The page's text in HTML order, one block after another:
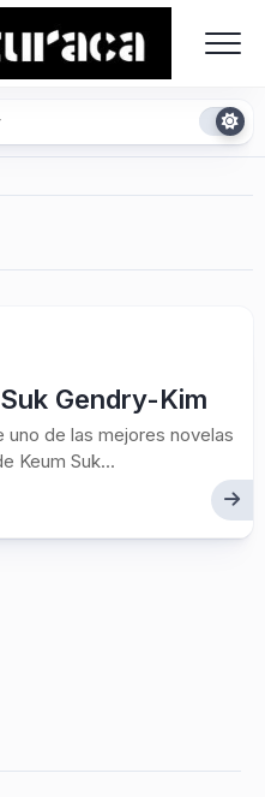
Gendry-Kim
uno de las mejores novelas
Keum Suk...